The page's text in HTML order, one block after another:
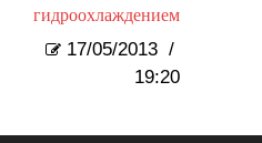
гидроохлаждением
17/05/2013 /
19:20